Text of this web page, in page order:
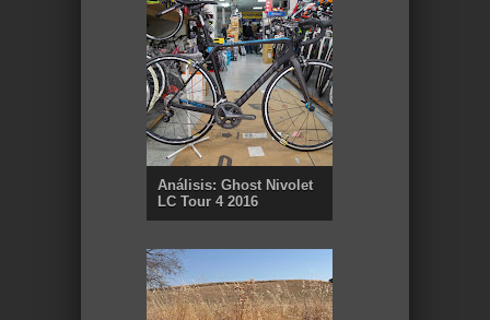
Análisis: Ghost Nivolet
LC Tour 4 2016